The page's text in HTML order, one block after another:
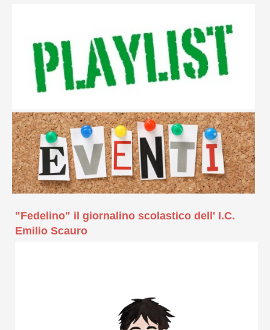
"Fedelino" il giornalino scolastico dell' I.C.
Emilio Scauro